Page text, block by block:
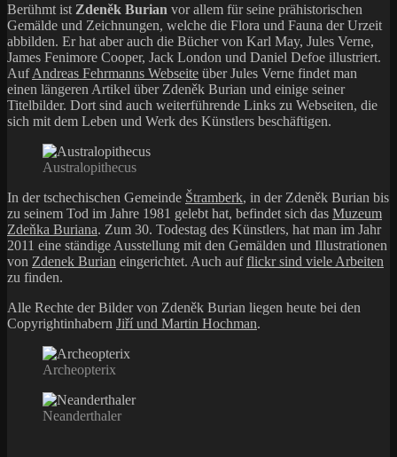
Berühmt ist Zdeněk Burian vor allem für seine prähistorischen
Gemälde und Zeichnungen, welche die Flora und Fauna der Urzeit
abbilden. Er hat aber auch die Bücher von Karl May, Jules Verne,
James Fenimore Cooper, Jack London und Daniel Defoe illustriert.
AufAndreas Fehrmanns Webseite über Jules Verne findet man
einen längeren Artikel über Zdeněk Burian und einige seiner
Titelbilder. Dort sind auch weiterführende Links zu Webseiten, die
sich mit dem Leben und Werk des Künstlers beschäftigen.
Australopithecus
In der tschechischen Gemeinde Štramberk, in der Zdeněk Burian bis
zu seinem Tod im Jahre 1981 gelebt hat, befindet sich das Muzeum
Zdeňka Buriana. Zum 30. Todestag des Künstlers, hat man im Jahr
2011 eine ständige Ausstellung mit den Gemälden und Illustrationen
von Zdenek Burian eingerichtet. Auch aufflickr sind viele Arbeiten
zu finden.
Alle Rechte der Bilder von Zdeněk Burian liegen heute bei den
Copyrightinhabern Jiří und Martin Hochman.
Archeopterix
Neanderthaler